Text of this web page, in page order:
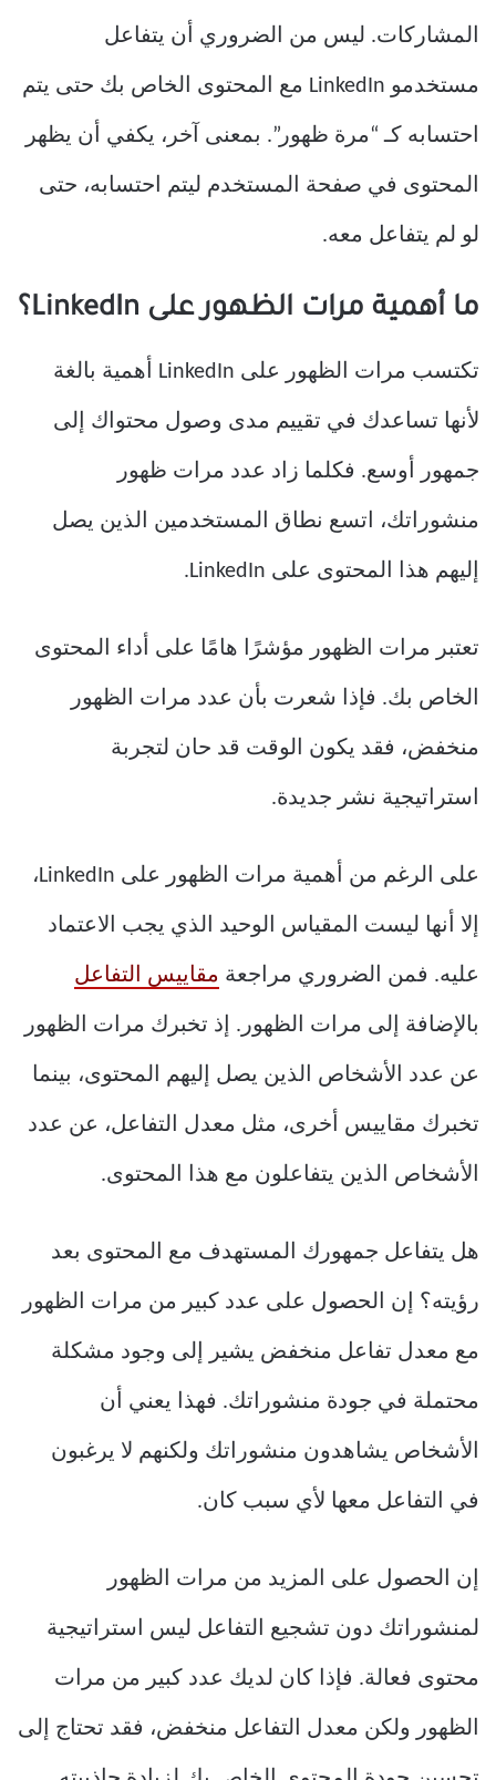
المشاركات. ليس من الضروري أن يتفاعل
مستخدمو LinkedIn مع المحتوى الخاص بك حتى يتم
احتسابه كـ “مرة ظهور”. بمعنى آخر، يكفي أن يظهر
المحتوى في صفحة المستخدم ليتم احتسابه، حتى
لو لم يتفاعل معه.
ما أهمية مرات الظهور على LinkedIn؟
تكتسب مرات الظهور على LinkedIn أهمية بالغة
لأنها تساعدك في تقييم مدى وصول محتواك إلى
جمهور أوسع. فكلما زاد عدد مرات ظهور
منشوراتك، اتسع نطاق المستخدمين الذين يصل
إليهم هذا المحتوى على LinkedIn.
تعتبر مرات الظهور مؤشرًا هامًا على أداء المحتوى
الخاص بك. فإذا شعرت بأن عدد مرات الظهور
منخفض، فقد يكون الوقت قد حان لتجربة
استراتيجية نشر جديدة.
على الرغم من أهمية مرات الظهور على LinkedIn،
إلا أنها ليست المقياس الوحيد الذي يجب الاعتماد
عليه. فمن الضروري مراجعة مقاييس التفاعل
بالإضافة إلى مرات الظهور. إذ تخبرك مرات الظهور
عن عدد الأشخاص الذين يصل إليهم المحتوى، بينما
تخبرك مقاييس أخرى، مثل معدل التفاعل، عن عدد
الأشخاص الذين يتفاعلون مع هذا المحتوى.
هل يتفاعل جمهورك المستهدف مع المحتوى بعد
رؤيته؟ إن الحصول على عدد كبير من مرات الظهور
مع معدل تفاعل منخفض يشير إلى وجود مشكلة
محتملة في جودة منشوراتك. فهذا يعني أن
الأشخاص يشاهدون منشوراتك ولكنهم لا يرغبون
في التفاعل معها لأي سبب كان.
إن الحصول على المزيد من مرات الظهور
لمنشوراتك دون تشجيع التفاعل ليس استراتيجية
محتوى فعالة. فإذا كان لديك عدد كبير من مرات
الظهور ولكن معدل التفاعل منخفض، فقد تحتاج إلى